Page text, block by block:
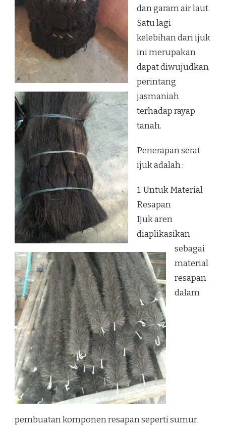
dan garam air laut.
Satu lagi
kelebihan dari ijuk
ini merupakan
dapat diwujudkan
perintang
jasmaniah
terhadap rayap
tanah.
Penerapan serat
ijuk adalah :
1. Untuk Material
Resapan
Ijuk aren
diaplikasikan
sebagai
material
resapan
dalam
pembuatan komponen resapan seperti sumur